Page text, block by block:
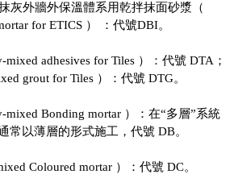
灰外牆外保溫體系用乾拌抹面砂漿（
for ETICS ） ：代號DBI。
adhesives for Tiles ）：代號 DTA；
grout for Tiles ）：代號 DTG。
Bonding mortar ）：在“多層”系統
常以薄層的形式施工，代號 DB。
Coloured mortar ）：代號 DC。